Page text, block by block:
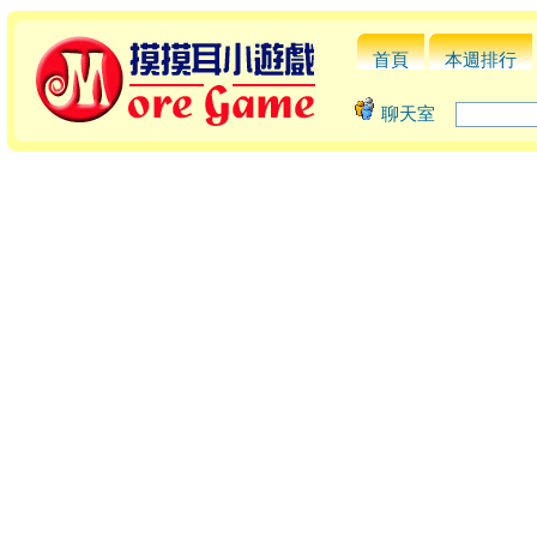
首頁 本週排行
聊天室